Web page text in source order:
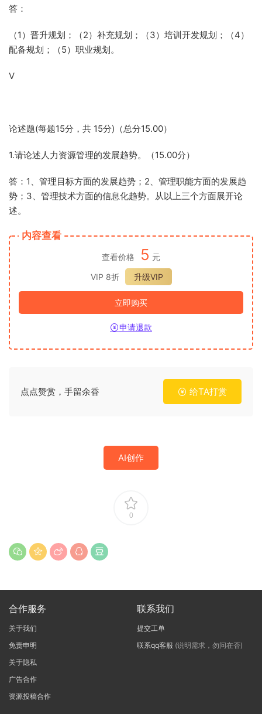
答：
（1）晋升规划；（2）补充规划；（3）培训开发规划；（4）
配备规划；（5）职业规划。
V
论述题(每题15分，共 15分)（总分15.00）
1.请论述人力资源管理的发展趋势。（15.00分）
答：1、管理目标方面的发展趋势；2、管理职能方面的发展趋
势；3、管理技术方面的信息化趋势。从以上三个方面展开论
述。
内容查看
查看价格 5 元
VIP 8折
升级VIP
立即购买
申请退款
点点赞赏，手留余香 给TA打赏
AI创作
0
合作服务
关于我们
免责申明
关于隐私
广告合作
资源投稿合作
联系我们
提交工单
联系qq客服 (说明需求，勿问在否)